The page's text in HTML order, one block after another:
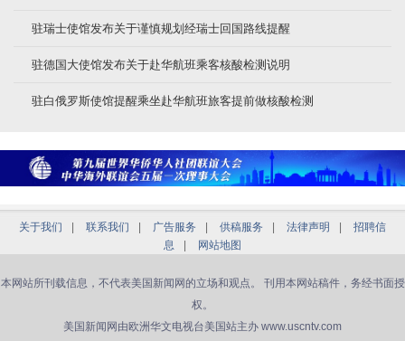
驻瑞士使馆发布关于谨慎规划经瑞士回国路线提醒
驻德国大使馆发布关于赴华航班乘客核酸检测说明
驻白俄罗斯使馆提醒乘坐赴华航班旅客提前做核酸检测
关于我们 联系我们 广告服务 供稿服务 法律声明
招聘信
息
网站地图
本网站所刊载信息，不代表美国新闻网的立场和观点。 刊用本网站稿件，务经书面授
权。
美国新闻网由欧洲华文电视台美国站主办 www.uscntv.com